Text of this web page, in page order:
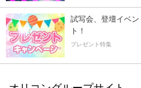
試写会、登壇イベ
ト！
プレゼント特集